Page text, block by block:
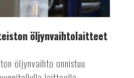
öljynvaihtolaitteet
öljynvaihto onnistuu